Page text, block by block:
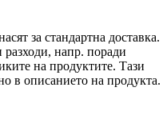
за стандартна доставка.
напр. поради
на продуктите. Тази
в описанието на продукта.